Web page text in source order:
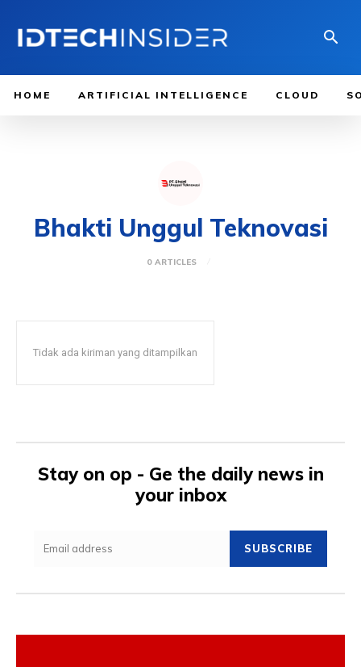
HOME ARTIFICIAL INTELLIGENCE CLOUD
Bhakti Unggul Teknovasi
0 ARTICLES
Tidak ada kiriman yang ditampilkan
Stay on op - Ge the daily news in
your inbox
SUBSCRIBE